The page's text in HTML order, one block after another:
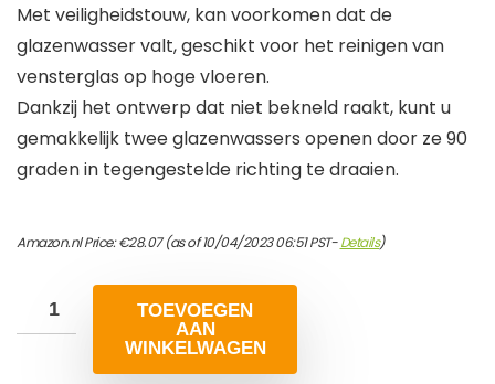
Met veiligheidstouw, kan voorkomen dat de
glazenwasser valt, geschikt voor het reinigen van
vensterglas op hoge vloeren.
Dankzij het ontwerp dat niet bekneld raakt, kunt u
gemakkelijk twee glazenwassers openen door ze 90
graden in tegengestelde richting te draaien.
Amazon.nl Price:€28.07(as of 10/04/2023 06:51 PST-Details)
TOEVOEGEN
AAN
WINKELWAGEN